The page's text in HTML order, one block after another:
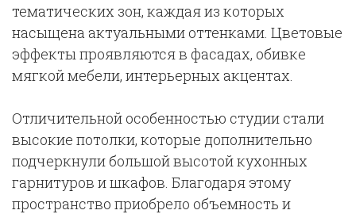
тематических зон, каждая из которых
насыщена актуальными оттенками. Цветовые
эффекты проявляются в фасадах, обивке
мягкой мебели, интерьерных акцентах.
Отличительной особенностью студии стали
высокие потолки, которые дополнительно
подчеркнули большой высотой кухонных
гарнитуров и шкафов. Благодаря этому
пространство приобрело объемность и